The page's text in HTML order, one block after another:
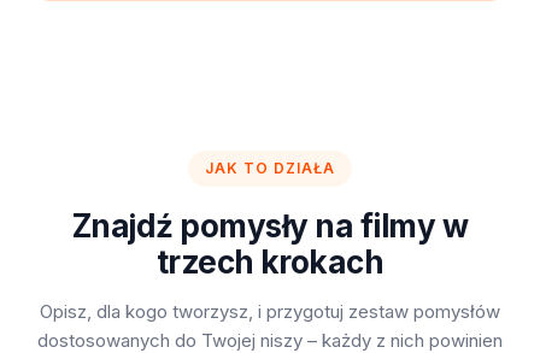
JAK TO DZIAŁA
Znajdź pomysły na filmy w
trzech krokach
Opisz, dla kogo tworzysz, i przygotuj zestaw pomysłów
dostosowanych do Twojej niszy – każdy z nich powinien